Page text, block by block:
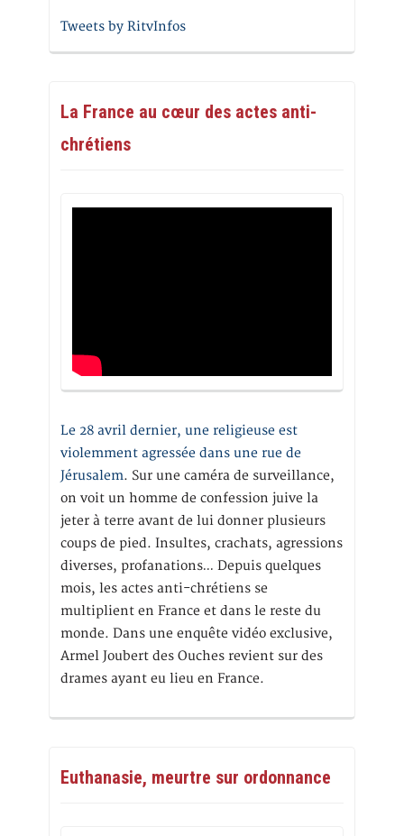
Tweets by RitvInfos
La France au cœur des actes anti-
chrétiens
Le 28 avril dernier, une religieuse est
violemment agressée dans une rue de
Jérusalem. Sur une caméra de surveillance,
on voit un homme de confession juive la
jeter à terre avant de lui donner plusieurs
coups de pied. Insultes, crachats, agressions
diverses, profanations… Depuis quelques
mois, les actes anti-chrétiens se
multiplient en France et dans le reste du
monde. Dans une enquête vidéo exclusive,
Armel Joubert des Ouches revient sur des
drames ayant eu lieu en France.
Euthanasie, meurtre sur ordonnance